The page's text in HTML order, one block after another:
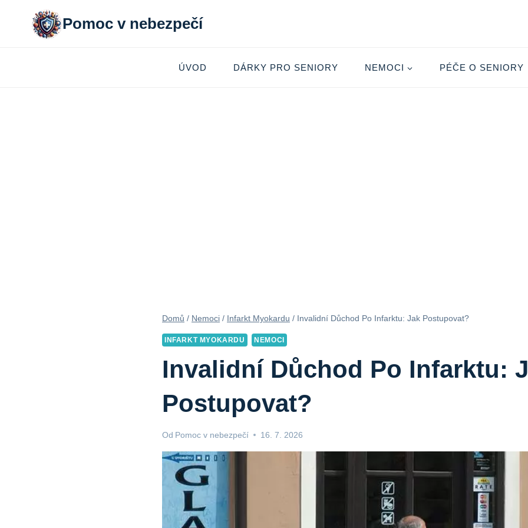
Pomoc v nebezpečí
ÚVOD DÁRKY PRO SENIORY NEMOCI PÉČE O SENIORY
Domů / Nemoci / Infarkt Myokardu / Invalidní Důchod Po Infarktu: Jak Postupovat?
INFARKT MYOKARDU NEMOCI
Invalidní Důchod Po Infarktu:
Postupovat?
Od Pomoc v nebezpečí 16. 7. 2026